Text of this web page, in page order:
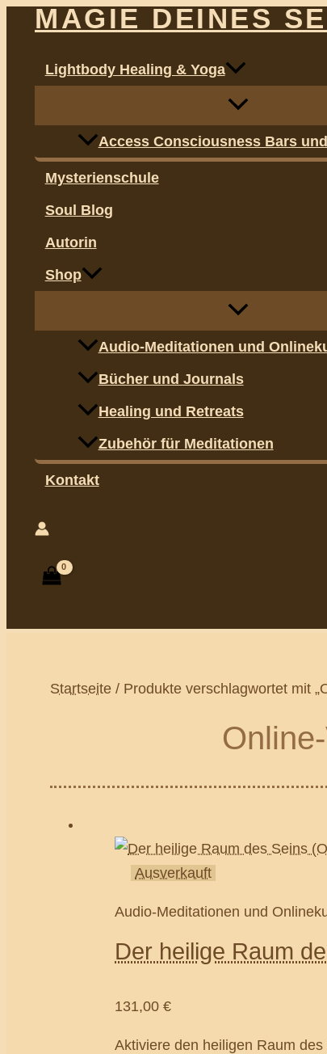
Zum
Inhalt
springen
MAGIE DEINES
Lightbody Healing & Yoga
Menü
umschalten
Access Consciousness Bars
Mysterienschule
Soul Blog
Autorin
Shop
Menü
umschalten
Audio-Meditationen und
Bücher und Journals
Healing und Retreats
Zubehör für Meditationen
Kontakt
Startseite / Produkte verschlagwortet mit
Ausverkauft
Audio-Meditationen und
Der heilige Raum
131,00 €
Aktiviere den heiligen Raum